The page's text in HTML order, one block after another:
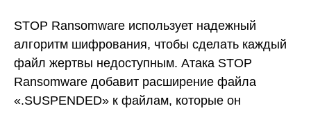
STOP Ransomware использует надежный
алгоритм шифрования, чтобы сделать каждый
файл жертвы недоступным. Атака STOP
Ransomware добавит расширение файла
«.SUSPENDED» к файлам, которые он